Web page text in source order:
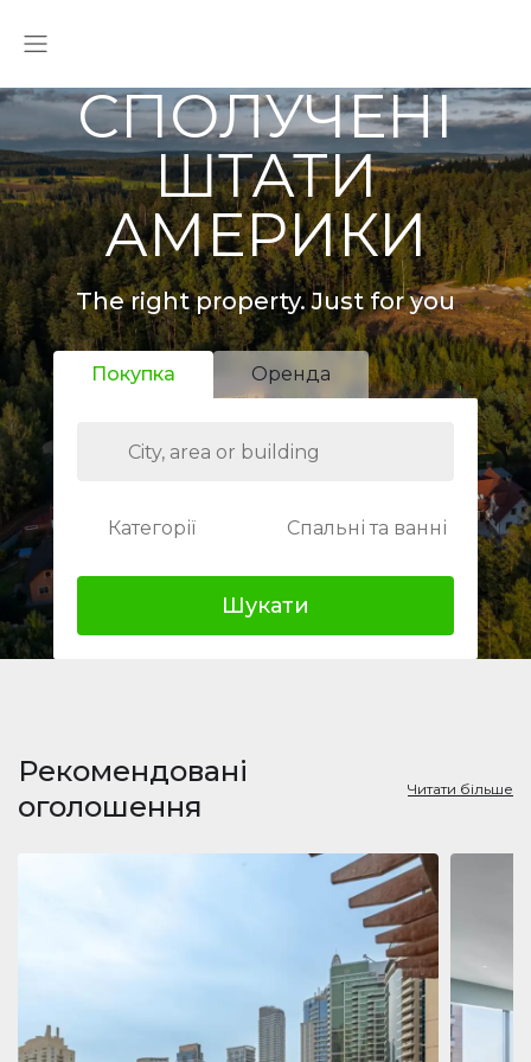
СПОЛУЧЕНІ
ШТАТИ
АМЕРИКИ
The right property. Just for you
Покупка Оренда
Категорії Спальні та ванні
Шукати
Рекомендовані
оголошення
Читати більше